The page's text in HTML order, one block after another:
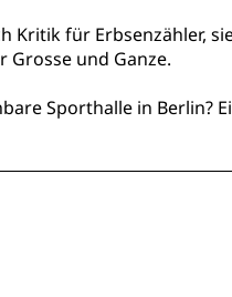
Kritik für Erbsenzähler,
und Ganze.
Sporthalle in Berlin?